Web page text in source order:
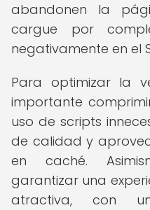
abandonen la
cargue por
negativamente en el
Para optimizar la
importante
uso de scripts
de calidad y
en caché.
garantizar una
atractiva, con